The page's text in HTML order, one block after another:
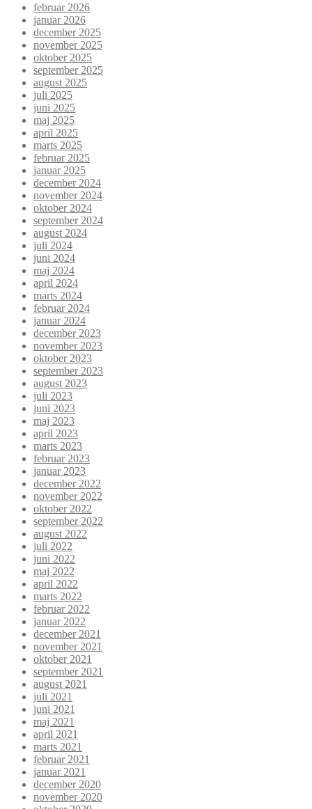
februar 2026
januar 2026
december 2025
november 2025
oktober 2025
september 2025
august 2025
juli 2025
juni 2025
maj 2025
april 2025
marts 2025
februar 2025
januar 2025
december 2024
november 2024
oktober 2024
september 2024
august 2024
juli 2024
juni 2024
maj 2024
april 2024
marts 2024
februar 2024
januar 2024
december 2023
november 2023
oktober 2023
september 2023
august 2023
juli 2023
juni 2023
maj 2023
april 2023
marts 2023
februar 2023
januar 2023
december 2022
november 2022
oktober 2022
september 2022
august 2022
juli 2022
juni 2022
maj 2022
april 2022
marts 2022
februar 2022
januar 2022
december 2021
november 2021
oktober 2021
september 2021
august 2021
juli 2021
juni 2021
maj 2021
april 2021
marts 2021
februar 2021
januar 2021
december 2020
november 2020